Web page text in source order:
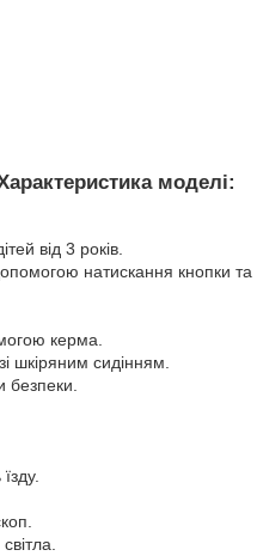
моделі:
від 3 років.
натискання кнопки та
керма.
шкіряним сидінням.
безпеки.